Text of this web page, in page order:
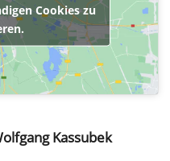
Cookies zu
Kassubek